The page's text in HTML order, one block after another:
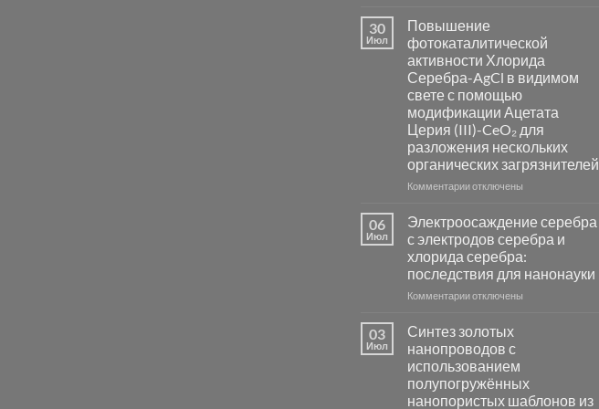
синтез
катализаторов
и
сенсоров
на
основе
металлов
платиновой
группы
30
Июл
Повышение
фотокаталитической
активности Хлорида
Серебра-AgCl в видимом
свете с помощью
модификации Ацетата
Церия (III)-CeO₂ для
разложения нескольких
органических загрязнителей
Комментариик
фотокаталитической
активности
Хлорида
Серебра-
AgCl
свете
с
помощью
модификации
Ацетата
отключены
06
Июл
Электроосаждение серебра
с электродов серебра и
хлорида серебра:
последствия для нанонауки
Комментариик
серебра
с
электродов
серебра
и
отключены
03
Июл
Синтез золотых
нанопроводов с
использованием
полупогружённых
нанопористых шаблонов из